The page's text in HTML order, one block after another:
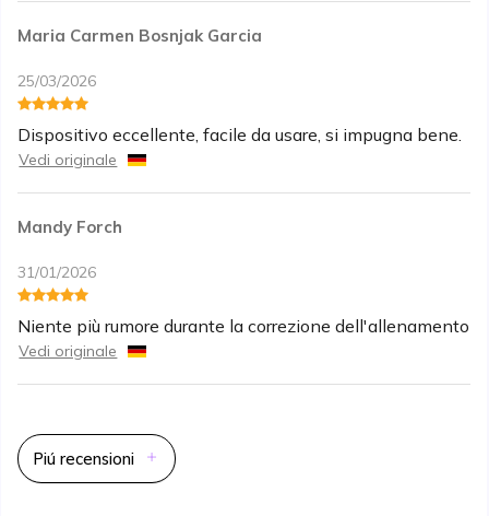
Maria Carmen Bosnjak Garcia
25/03/2026
Dispositivo eccellente, facile da usare, si impugna bene.
Vedi originale
Mandy Forch
31/01/2026
Niente più rumore durante la correzione dell'allenamento
Vedi originale
Piú recensioni